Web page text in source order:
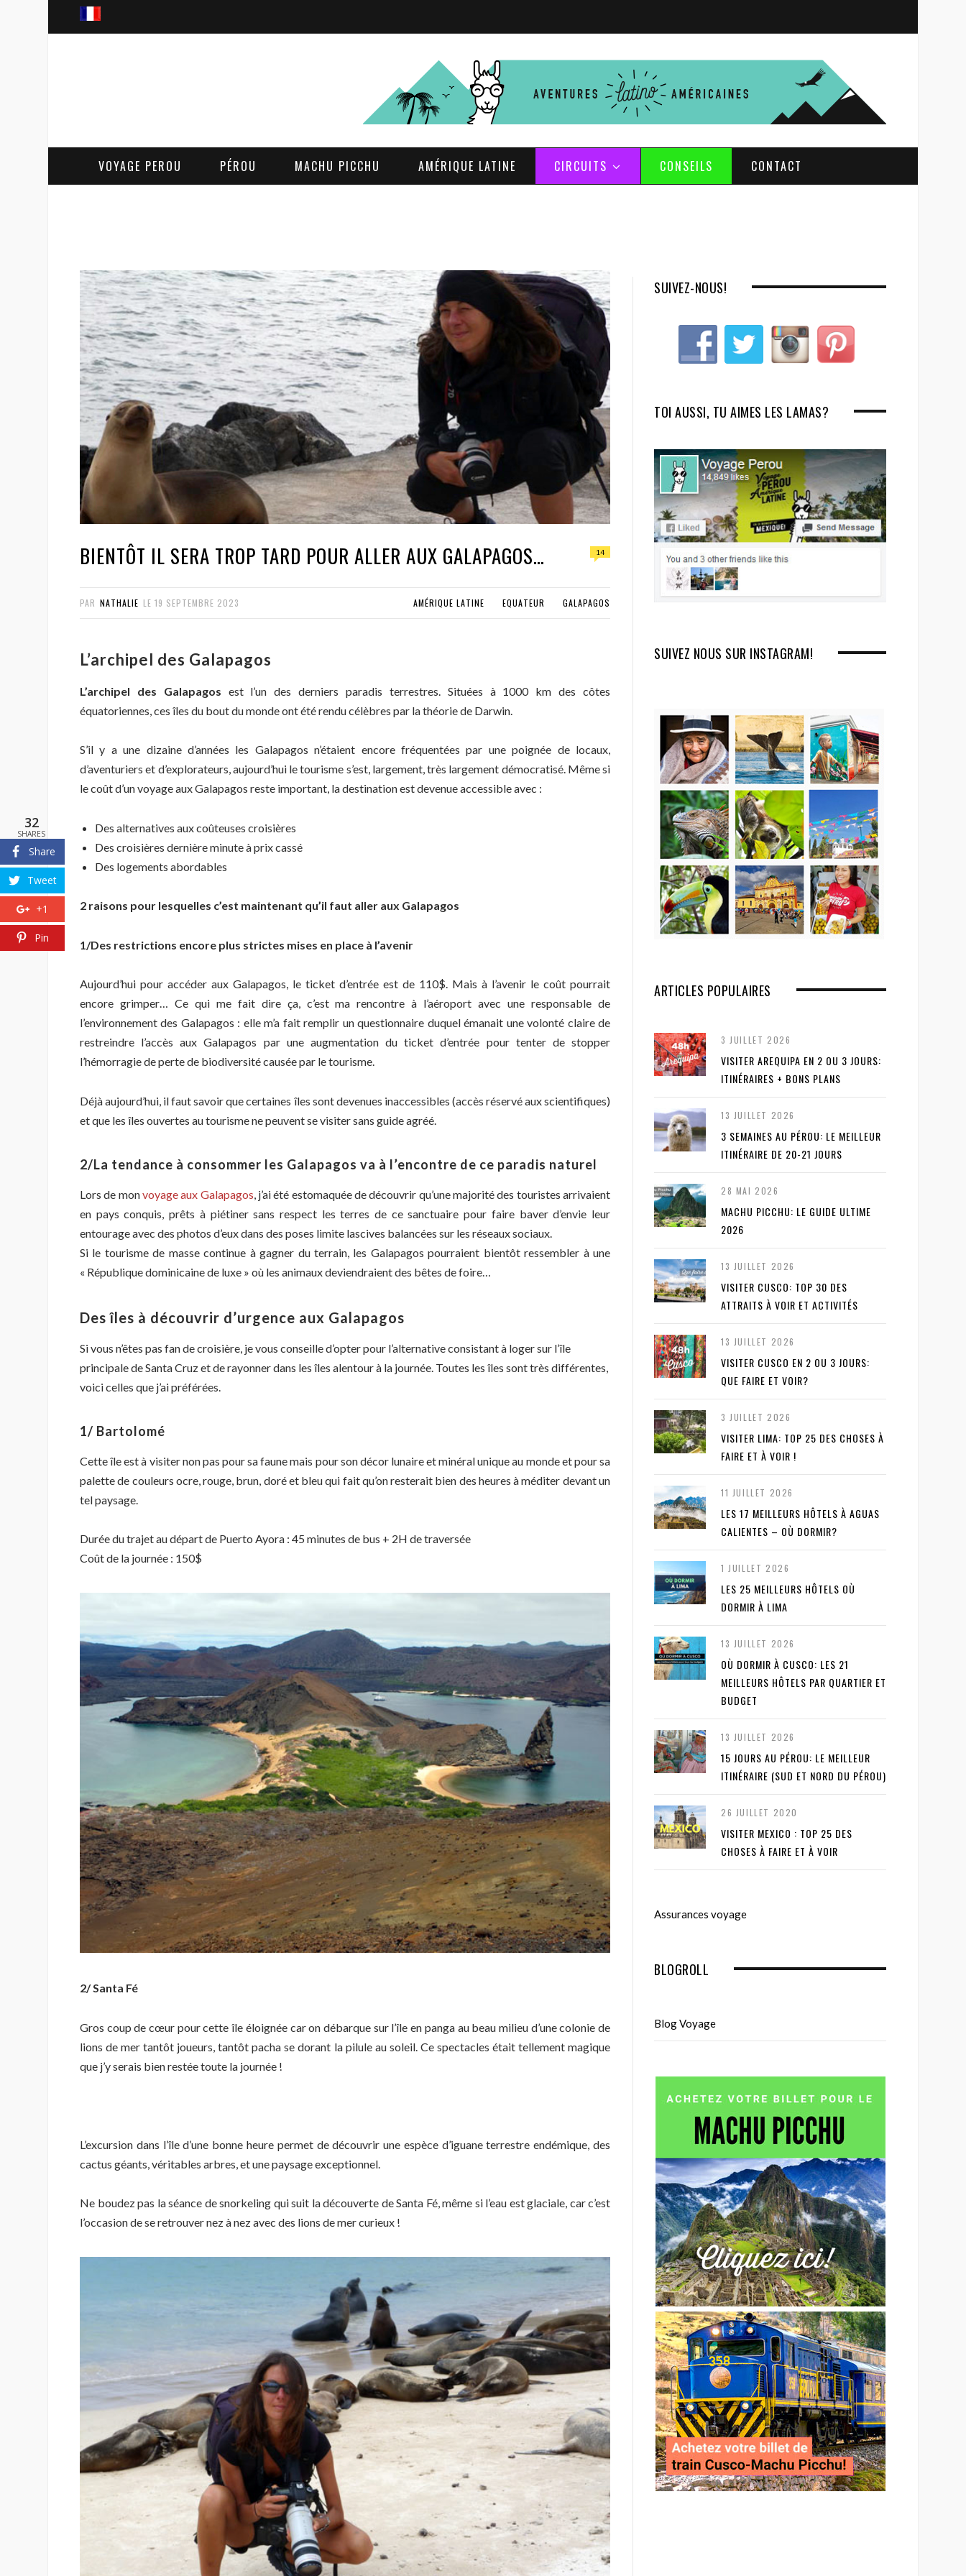
c
VOYAGE PEROU PÉROU MACHU PICCHU AMÉRIQUE LATINE CIRCUITS CONSEILS CONTACT
BIENTÔT IL SERA TROP TARD POUR ALLER AUX GALAPAGOS… 14
PAR NATHALIE LE 19 SEPTEMBRE 2023 AMÉRIQUE LATINE EQUATEUR GALAPAGOS
L’archipel des Galapagos
L’archipel des Galapagos est l’un des derniers paradis terrestres. Situées à 1000 km des côtes
équatoriennes, ces îles du bout du monde ont été rendu célèbres par la théorie de Darwin.
S’il y a une dizaine d’années les Galapagos n’étaient encore fréquentées par une poignée de locaux,
d’aventuriers et d’explorateurs, aujourd’hui le tourisme s’est, largement, très largement démocratisé. Même si
le coût d’un voyage aux Galapagos reste important, la destination est devenue accessible avec :
Des alternatives aux coûteuses croisières
Des croisières dernière minute à prix cassé
Des logements abordables
2 raisons pour lesquelles c’est maintenant qu’il faut aller aux Galapagos
1/Des restrictions encore plus strictes mises en place à l’avenir
Aujourd’hui pour accéder aux Galapagos, le ticket d’entrée est de 110$. Mais à l’avenir le coût pourrait
encore grimper… Ce qui me fait dire ça, c’est ma rencontre à l’aéroport avec une responsable de
l’environnement des Galapagos : elle m’a fait remplir un questionnaire duquel émanait une volonté claire de
restreindre l’accès aux Galapagos par une augmentation du ticket d’entrée pour tenter de stopper
l’hémorragie de perte de biodiversité causée par le tourisme.
Déjà aujourd’hui, il faut savoir que certaines îles sont devenues inaccessibles (accès réservé aux scientifiques)
et que les îles ouvertes au tourisme ne peuvent se visiter sans guide agréé.
2/La tendance à consommer les Galapagos va à l’encontre de ce paradis naturel
Lors de monvoyage aux Galapagos , j’ai été estomaquée de découvrir qu’une majorité des touristes arrivaient
en pays conquis, prêts à piétiner sans respect les terres de ce sanctuaire pour faire baver d’envie leur
entourage avec des photos d’eux dans des poses limite lascives balancées sur les réseaux sociaux.
Si le tourisme de masse continue à gagner du terrain, les Galapagos pourraient bientôt ressembler à une
« République dominicaine de luxe » où les animaux deviendraient des bêtes de foire…
Des îles à découvrir d’urgence aux Galapagos
Si vous n’êtes pas fan de croisière, je vous conseille d’opter pour l’alternative consistant à loger sur l’île
principale de Santa Cruz et de rayonner dans les îles alentour à la journée. Toutes les îles sont très différentes,
voici celles que j’ai préférées.
1/ Bartolomé
Cette île est à visiter non pas pour sa faune mais pour son décor lunaire et minéral unique au monde et pour sa
palette de couleurs ocre, rouge, brun, doré et bleu qui fait qu’on resterait bien des heures à méditer devant un
tel paysage.
Durée du trajet au départ de Puerto Ayora : 45 minutes de bus + 2H de traversée
Coût de la journée : 150$
2/ Santa Fé
Gros coup de cœur pour cette île éloignée car on débarque sur l’île en panga au beau milieu d’une colonie de
lions de mer tantôt joueurs, tantôt pacha se dorant la pilule au soleil. Ce spectacles était tellement magique
que j’y serais bien restée toute la journée !
L’excursion dans l’île d’une bonne heure permet de découvrir une espèce d’iguane terrestre endémique, des
cactus géants, véritables arbres, et une paysage exceptionnel.
Ne boudez pas la séance de snorkeling qui suit la découverte de Santa Fé, même si l’eau est glaciale, car c’est
l’occasion de se retrouver nez à nez avec des lions de mer curieux !
SUIVEZ-NOUS!
TOI AUSSI, TU AIMES LES LAMAS?
SUIVEZ NOUS SUR INSTAGRAM!
ARTICLES POPULAIRES
3 JUILLET 2026
VISITER AREQUIPA EN 2 OU 3 JOURS:
ITINÉRAIRES + BONS PLANS
13 JUILLET 2026
3 SEMAINES AU PÉROU: LE MEILLEUR
ITINÉRAIRE DE 20-21 JOURS
28 MAI 2026
MACHU PICCHU: LE GUIDE ULTIME
2026
13 JUILLET 2026
VISITER CUSCO: TOP 30 DES
ATTRAITS À VOIR ET ACTIVITÉS
13 JUILLET 2026
VISITER CUSCO EN 2 OU 3 JOURS:
QUE FAIRE ET VOIR?
3 JUILLET 2026
VISITER LIMA: TOP 25 DES CHOSES À
FAIRE ET À VOIR !
11 JUILLET 2026
LES 17 MEILLEURS HÔTELS À AGUAS
CALIENTES – OÙ DORMIR?
1 JUILLET 2026
LES 25 MEILLEURS HÔTELS OÙ
DORMIR À LIMA
13 JUILLET 2026
OÙ DORMIR À CUSCO: LES 21
MEILLEURS HÔTELS PAR QUARTIER ET
BUDGET
13 JUILLET 2026
15 JOURS AU PÉROU: LE MEILLEUR
ITINÉRAIRE (SUD ET NORD DU PÉROU)
26 JUILLET 2020
VISITER MEXICO : TOP 25 DES
CHOSES À FAIRE ET À VOIR
Assurances voyage
BLOGROLL
Blog Voyage
32
SHARES
Share
Tweet
+1
Pin